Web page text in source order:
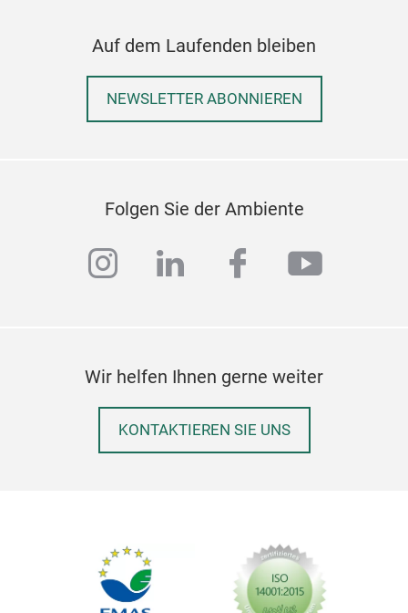
Auf dem Laufenden bleiben
NEWSLETTER ABONNIEREN
Folgen Sie der Ambiente
instagram
linkedinfacebook
Wir helfen Ihnen gerne weiter
KONTAKTIEREN SIE UNS